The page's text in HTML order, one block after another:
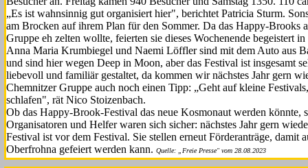
„Es ist wahnsinnig gut organi­siert hier", berichtet Patricia Sturm.
am Brocken auf ihrem Plan für den Sommer. Da das Happy-
Gruppe eh zelten wollte, feierten sie dieses Wochenende begeistert
Anna Maria Krumbiegel und Naemi Löffler sind mit dem Auto aus
und sind hier wegen Deep in Moon, aber das Festival ist insgesamt
liebevoll und fami­liär gestaltet, da kommen wir nächs­tes Jahr gern
Chemnitzer Gruppe auch noch ei­nen Tipp: „Geht auf kleine
schlafen", rät Nico Stoizenbach.
Ob das Happy-Brook-Festival das neue Kosmonaut werden könnte,
Organisatoren und Helfer waren sich sicher: nächstes Jahr gern
Festival ist vor dem Festival. Sie stellen erneut Förderanträge, damit
Oberfrohna gefeiert werden kann. Quelle: „Freie Presse" vom 28.08.2023